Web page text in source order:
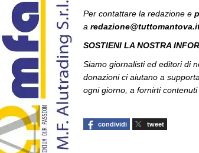
Per contattare la redazione e
a
SOSTIENI LA NOSTRA
Siamo giornalisti ed editori di
donazioni ci aiutano a
ogni giorno, a fornirti contenuti
condividi tweet